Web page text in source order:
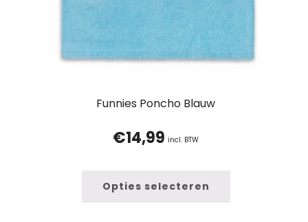
Funnies Poncho Blauw
€14,99 incl. BTW
Opties selecteren